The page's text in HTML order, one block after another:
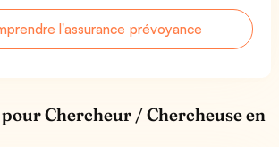
l'assurance prévoyance
Chercheur / Chercheuse en